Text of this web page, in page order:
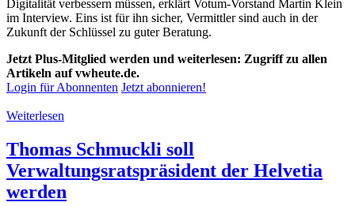
Digitalität verbessern müssen, erklärt Votum-Vorstand Martin Klein
im Interview. Eins ist für ihn sicher, Vermittler sind auch in der
Zukunft der Schlüssel zu guter Beratung.
Jetzt Plus-Mitglied werden und weiterlesen: Zugriff zu allen
Artikeln auf vwheute.de.
Login für Abonnenten Jetzt abonnieren!
Weiterlesen
Thomas Schmuckli soll
Verwaltungsratspräsident der Helvetia
werden